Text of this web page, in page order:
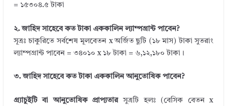
= ১৫৩০৪.৫ টাকা
২. জাহিদ সাহেবে কত টাকা এককালিন ল্যাম্পগ্রান্ট পাবেন?
সূত্রঃ চাকুরিতে সর্বশেষ মূলবেতন x অর্জিত ছুটি (১৮ মাস) টাকা সুতরাং
ল্যাম্পগ্রান্ট পাবেন = ৩৪০১০ x ১৮ টাকা = ৬,১২,১৮০ টাকা।
৩. জাহিদ সাহেবে কত টাকা এককালিন আনুতোষিক পাবেন?
গ্র্যাচুইটি বা আনুতোষিক প্রাপ্যতারসুত্রটি হলঃ (বেসিক বেতন x